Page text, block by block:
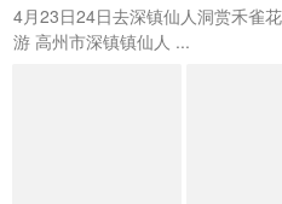
4月23日24日去深镇仙人洞赏禾雀
游 高州市深镇镇仙人 ...